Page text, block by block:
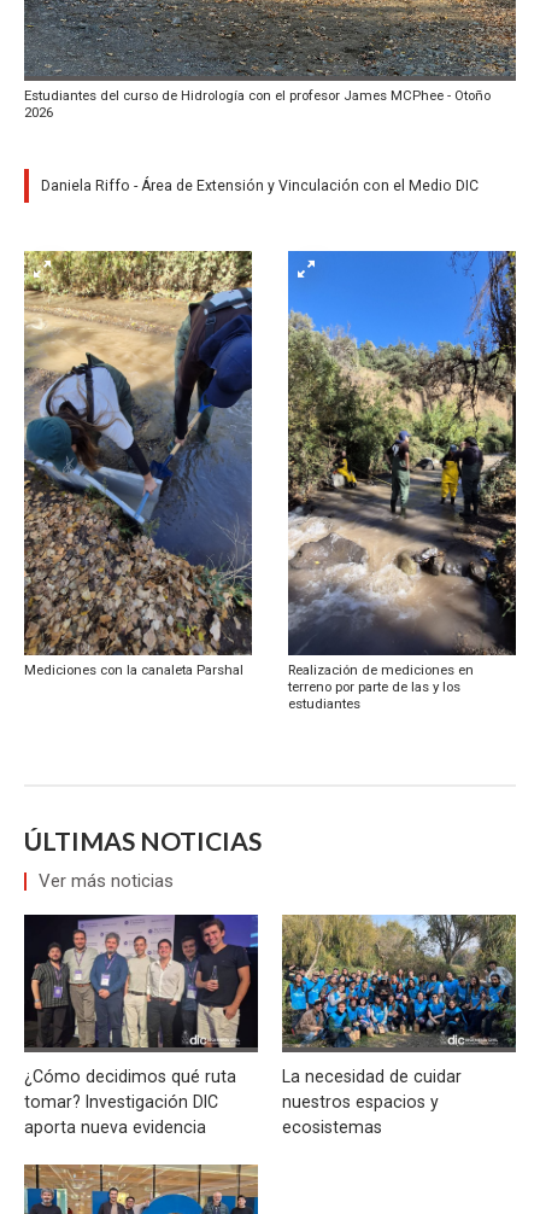
Mediciones con la canaleta Parshal
Realización de mediciones en
terreno por parte de las y los
estudiantes
Estudiantes del curso de Hidrología con el profesor James MCPhee - Otoño
2026
Daniela Riffo - Área de Extensión y Vinculación con el Medio DIC
ÚLTIMAS NOTICIAS
Ver más noticias
¿Cómo decidimos qué ruta
tomar? Investigación DIC
aporta nueva evidencia
La necesidad de cuidar
nuestros espacios y
ecosistemas